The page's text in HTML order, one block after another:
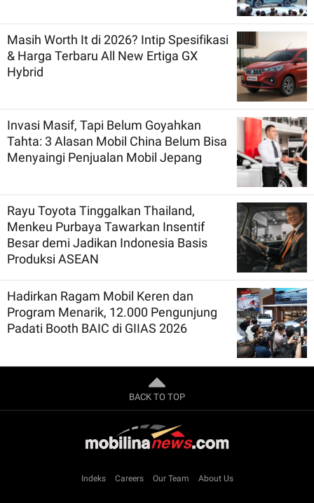
Masih Worth It di 2026? Intip Spesifikasi
& Harga Terbaru All New Ertiga GX
Hybrid
Invasi Masif, Tapi Belum Goyahkan
Tahta: 3 Alasan Mobil China Belum Bisa
Menyaingi Penjualan Mobil Jepang
Rayu Toyota Tinggalkan Thailand,
Menkeu Purbaya Tawarkan Insentif
Besar demi Jadikan Indonesia Basis
Produksi ASEAN
Hadirkan Ragam Mobil Keren dan
Program Menarik, 12.000 Pengunjung
Padati Booth BAIC di GIIAS 2026
BACK TO TOP
Indeks Careers Our Team About Us